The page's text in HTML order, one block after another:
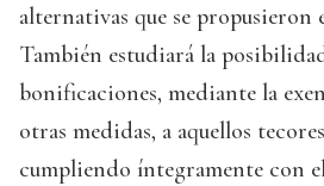
alternativas que se propusieron
También estudiará la
bonificaciones, mediante la
otras medidas, a aquellos
cumpliendo íntegramente con